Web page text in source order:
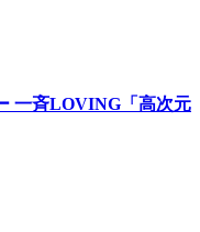
一斉LOVING「高次元